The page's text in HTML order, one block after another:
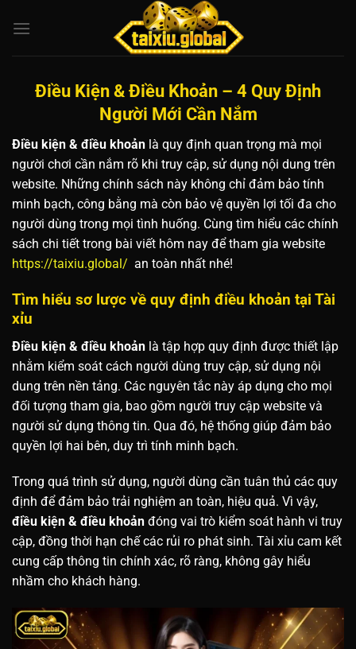
qua
Điều Kiện & Điều Khoản – 4 Quy Định
Người Mới Cần Nắm
Điều kiện & điều khoản là quy định quan trọng mà mọi
người chơi cần nắm rõ khi truy cập, sử dụng nội dung trên
website. Những chính sách này không chỉ đảm bảo tính
minh bạch, công bằng mà còn bảo vệ quyền lợi tối đa cho
người dùng trong mọi tình huống. Cùng tìm hiểu các chính
sách chi tiết trong bài viết hôm nay để tham gia website
https://taixiu.global/ an toàn nhất nhé!
Tìm hiểu sơ lược về quy định điều khoản tại Tài
xỉu
Điều kiện & điều khoản là tập hợp quy định được thiết lập
nhằm kiểm soát cách người dùng truy cập, sử dụng nội
dung trên nền tảng. Các nguyên tắc này áp dụng cho mọi
đối tượng tham gia, bao gồm người truy cập website và
người sử dụng thông tin. Qua đó, hệ thống giúp đảm bảo
quyền lợi hai bên, duy trì tính minh bạch.
Trong quá trình sử dụng, người dùng cần tuân thủ các quy
định để đảm bảo trải nghiệm an toàn, hiệu quả. Vì vậy,
điều kiện & điều khoản đóng vai trò kiểm soát hành vi truy
cập, đồng thời hạn chế các rủi ro phát sinh. Tài xỉu cam kết
cung cấp thông tin chính xác, rõ ràng, không gây hiểu
nhầm cho khách hàng.